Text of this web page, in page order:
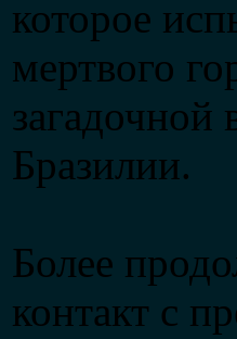
которое
мертвого
загадочной
Бразилии.
Более
контакт с